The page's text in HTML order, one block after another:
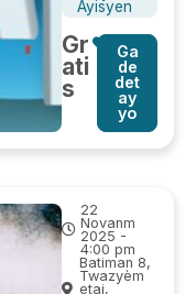
Ayisyen
Gr
ati
s
Ga
de
det
ay
yo
22
Novanm
2025 -
4:00 pm
Batiman 8,
Twazyèm
etaj,